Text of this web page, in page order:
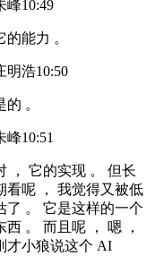
峰10:49
的能力 。
明浩10:50
的 。
峰10:51
， 它的实现 。 但长
看呢 ， 我觉得又被低
了 。 它是这样的一个
西 。 而且呢 ， 嗯 ，
才小狼说这个 AI